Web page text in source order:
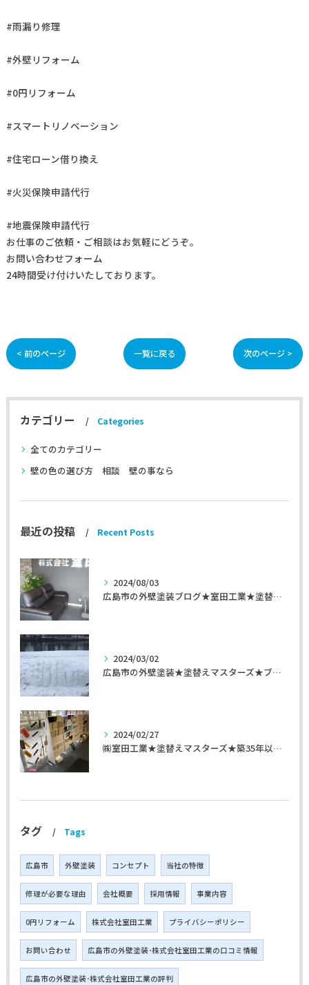
#雨漏り修理
#外壁リフォーム
#0円リフォーム
#スマートリノベーション
#住宅ローン借り換え
#火災保険申請代行
#地震保険申請代行
お仕事のご依頼・ご相談はお気軽にどうぞ。
お問い合わせフォーム
24時間受け付けいたしております。
< 前のページ 一覧に戻る 次のページ >
カテゴリー Categories
全てのカテゴリー
壁の色の選び方 相談 壁の事なら
最近の投稿 Recent Posts
2024/08/03
広島市の外壁塗装ブログ★室田工業★塗替えマスターズ★外壁リフォーム
2024/03/02
広島市の外壁塗装★塗替えマスターズ★ブログ「初めて家を手入れするのに」
2024/02/27
㈱室田工業★塗替えマスターズ★築35年以上のお宅の施工事例
タグ Tags
広島市 外壁塗装 コンセプト 当社の特徴
修理が必要な理由 会社概要 採用情報 事業内容
0円リフォーム 株式会社室田工業 プライバシーポリシー
お問い合わせ 広島市の外壁塗装･株式会社室田工業の口コミ情報
広島市の外壁塗装･株式会社室田工業の評判